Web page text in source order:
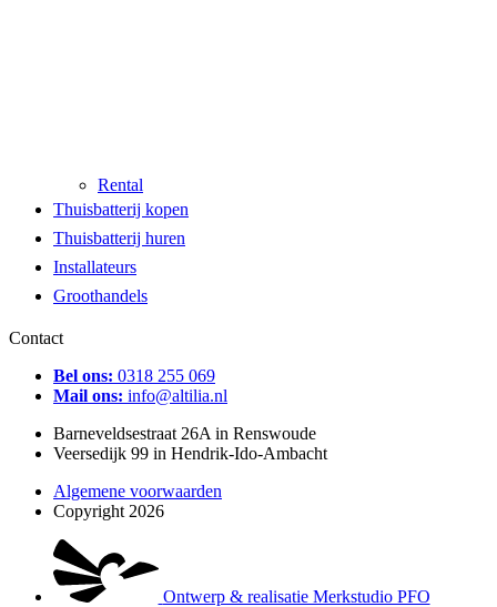
Rental
Thuisbatterij kopen
Thuisbatterij huren
Installateurs
Groothandels
Contact
Bel ons: 0318 255 069
Mail ons: info@altilia.nl
Barneveldsestraat 26A in Renswoude
Veersedijk 99 in Hendrik-Ido-Ambacht
Algemene voorwaarden
Copyright 2026
Ontwerp & realisatie Merkstudio PFO